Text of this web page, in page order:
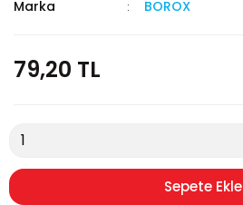
Marka BOROX
79,20 TL
Sepete Ekle